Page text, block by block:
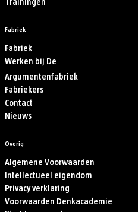
Trainingen
Fabriek
Fabriek
Werken bij De
Argumentenfabriek
Fabriekers
Contact
Nieuws
Overig
Algemene Voorwaarden
Intellectueel eigendom
Privacy verklaring
Voorwaarden Denkacademie